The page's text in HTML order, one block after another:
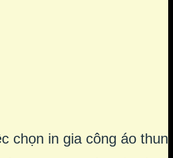
chọn in gia công áo thun